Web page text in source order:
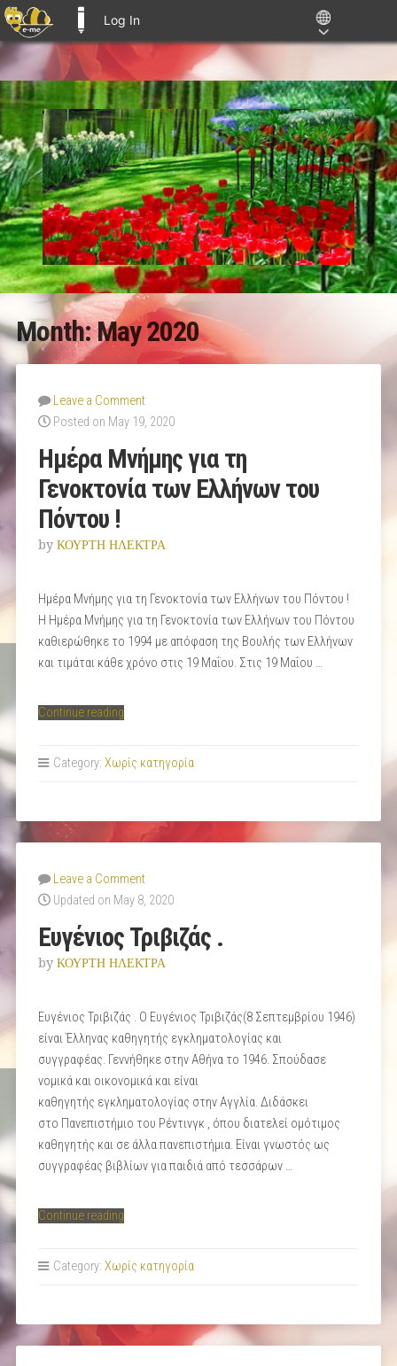
Log In
Month:May 2020
Leave a Comment
Posted on May 19, 2020
Ημέρα Μνήμης για τη
Γενοκτονία των Ελλήνων του
Πόντου !
by ΚΟΥΡΤΗ ΗΛΕΚΤΡΑ
Ημέρα Μνήμης για τη Γενοκτονία των Ελλήνων του Πόντου !
Η Ημέρα Μνήμης για τη Γενοκτονία των Ελλήνων του Πόντου
καθιερώθηκε το 1994 με απόφαση της Βουλής των Ελλήνων
και τιμάται κάθε χρόνο στις 19 Μαΐου. Στις 19 Μαΐου …
Continue reading“Ημέρα
για
των
Ελλήνων
Πόντου
!”
Category: Χωρίς κατηγορία
Leave a Comment
Updated on May 8, 2020
Ευγένιος Τριβιζάς .
by ΚΟΥΡΤΗ ΗΛΕΚΤΡΑ
Ευγένιος Τριβιζάς . Ο Ευγένιος Τριβιζάς(8 Σεπτεμβρίου 1946)
είναι Έλληνας καθηγητής εγκληματολογίας και
συγγραφέας. Γεννήθηκε στην Αθήνα το 1946. Σπούδασε
νομικά και οικονομικά και είναι
καθηγητής εγκληματολογίας στην Αγγλία. Διδάσκει
στο Πανεπιστήμιο του Ρέντινγκ , όπου διατελεί ομότιμος
καθηγητής και σε άλλα πανεπιστήμια. Είναι γνωστός ως
συγγραφέας βιβλίων για παιδιά από τεσσάρων …
Continue reading“Ευγένιος
.”
Category: Χωρίς κατηγορία